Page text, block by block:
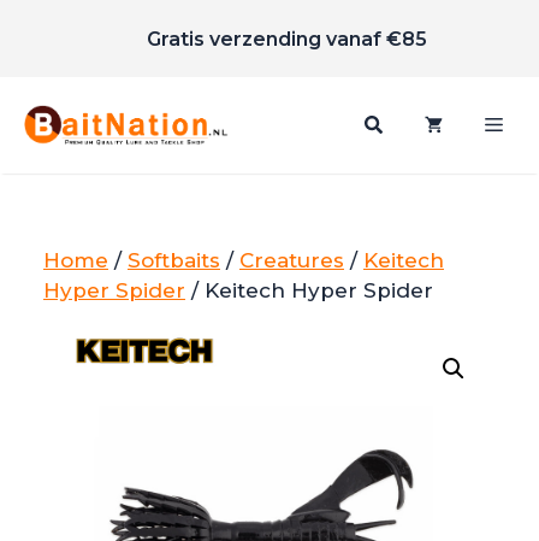
inhoud
Gratis verzending vanaf €85
Home / Softbaits / Creatures / Keitech
Hyper Spider / Keitech Hyper Spider